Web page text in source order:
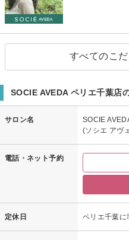
すべてのこ
SOCIE AVEDA ペリエ千葉店
サロン名
SOCIE
(ソシエ アヴ
電話・ネット予約
定休日 ペリエ千葉に